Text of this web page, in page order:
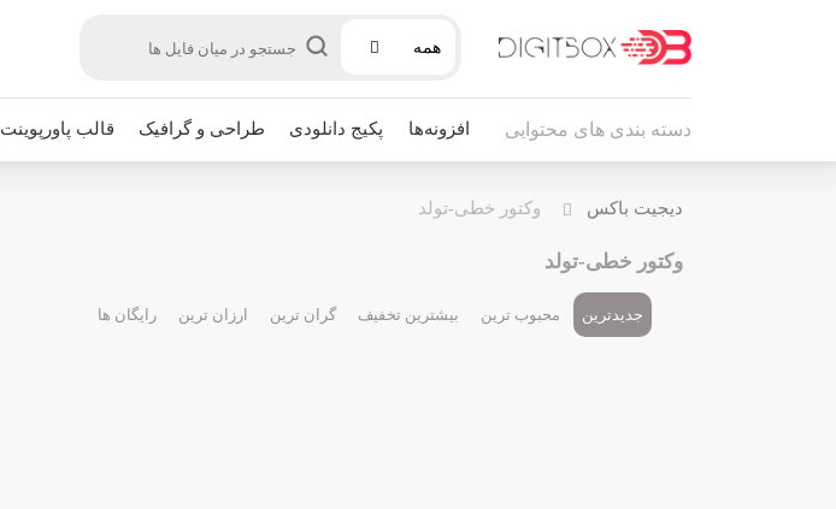
همه
دسته بندی های محتوایی افزونه‌ها پکیج دانلودی طراحی و گرافیک قالب پاورپوینت
دیجیت باکس وکتور خطی-تولد
وکتور خطی-تولد
جدیدترین محبوب ترین بیشترین تخفیف گران ترین ارزان ترین رایگان ها